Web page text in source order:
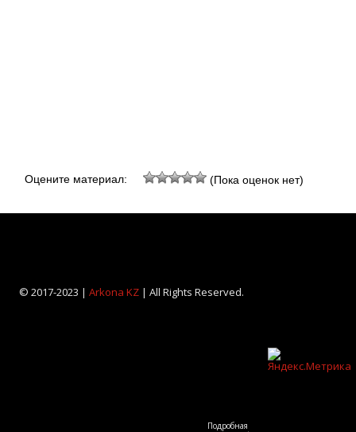
Оцените материал: (Пока оценок нет)
© 2017-2023 | Arkona KZ| All Rights Reserved.
Подробная